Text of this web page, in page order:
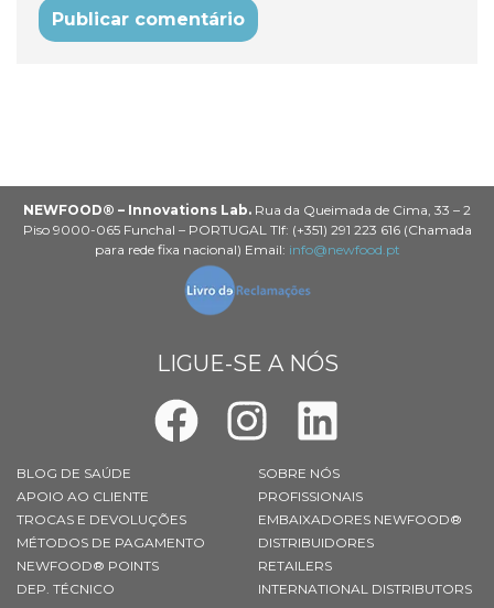
NEWFOOD® – Innovations Lab. Rua da Queimada de Cima, 33 – 2
Piso 9000-065 Funchal – PORTUGAL Tlf: (+351) 291 223 616 (Chamada
para rede fixa nacional) Email: info@newfood.pt
LIGUE-SE A NÓS
BLOG DE SAÚDE
APOIO AO CLIENTE
TROCAS E DEVOLUÇÕES
MÉTODOS DE PAGAMENTO
NEWFOOD® POINTS
DEP. TÉCNICO
SOBRE NÓS
PROFISSIONAIS
EMBAIXADORES NEWFOOD®
DISTRIBUIDORES
RETAILERS
INTERNATIONAL DISTRIBUTORS